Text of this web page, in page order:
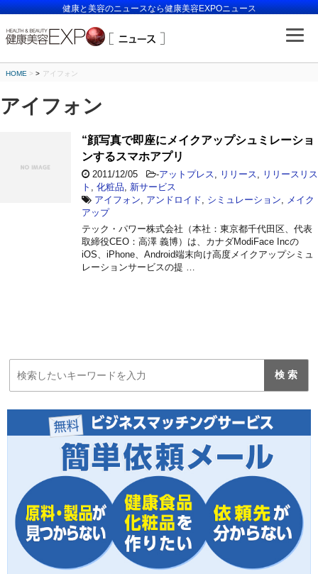
健康と美容のニュースなら健康美容EXPOニュース
HOME > アイフォン
アイフォン
“顔写真で即座にメイクアップシュミレーショ
ンするスマホアプリ
2011/12/05 -アットプレス リリース
リリースリス
ト
化粧品
新サービス
アイフォン
アンドロイド シミュレーション
メイク
アップ
テック・パワー株式会社（本社：東京都千代田区、代表
取締役CEO：高澤 義博）は、カナダModiFace Incの
iOS、iPhone、Android端末向け高度メイクアップシミュ
レーションサービスの提 …